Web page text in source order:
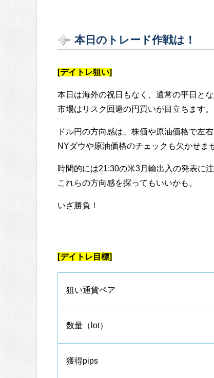
本日のトレード作戦は！
[デイトレ狙い]
本日は海外の祝日もなく、通常の平日とな
市場はリスク回避の円買いが目立ちます。
ドル円の方向感は、株価や原油価格で左右
NYダウや原油価格のチェックも欠かせま
時間的には21:30の米3月輸出入の発表に注
これらの方向感を探ってもいいかも。
いざ勝負！
[デイトレ目標]
狙い通貨ペア
数量（lot）
獲得pips